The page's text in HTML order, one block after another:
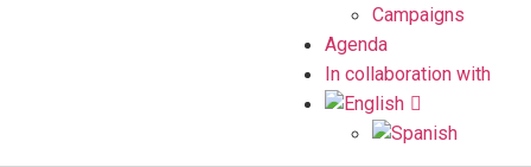
Campaigns
Agenda
In collaboration with